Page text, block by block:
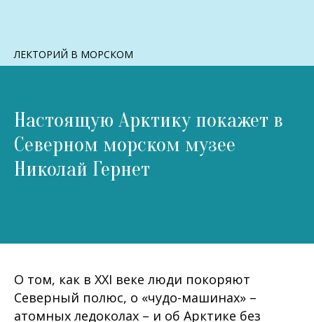
ЛЕКТОРИЙ В МОРСКОМ
Настоящую Арктику покажет в
Северном морском музее
Николай Гернет
О том, как в XXI веке люди покоряют
Северный полюс, о «чудо-машинах» –
атомных ледоколах – и об Арктике без